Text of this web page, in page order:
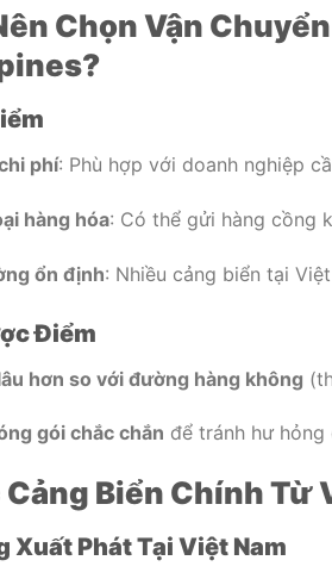
Chọn Vận
phí: Phù hợp với doanh nghiệp
hàng hóa: Có thể gửi hàng cồng
ổn định: Nhiều cảng biển tại
Điểm
hơn so với đường hàng không
gói chắc chắn để tránh hư
Cảng Biển Chính
Xuất Phát Tại Việt Nam